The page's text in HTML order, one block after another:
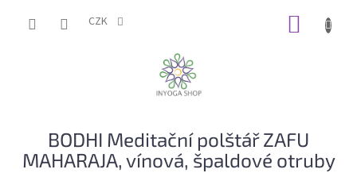
CZK
BODHI Meditační polštář ZAFU
MAHARAJA, vínová, špaldové otruby